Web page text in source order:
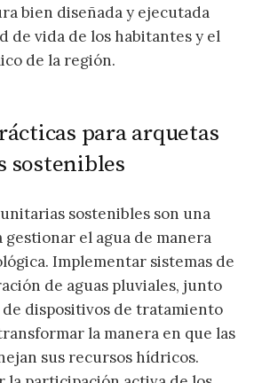
bien diseñada y ejecutada
de vida de los habitantes y el
de la región.
para arquetas
sostenibles
sostenibles son una
gestionar el agua de manera
Implementar sistemas de
de aguas pluviales, junto
dispositivos de tratamiento
la manera en que las
sus recursos hídricos.